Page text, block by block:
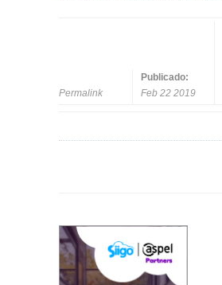
Permalink
Publicado:
Feb 22 2019